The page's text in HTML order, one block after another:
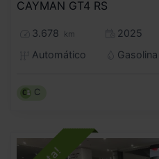
CAYMAN GT4 RS
3.678 km
2025
Automático
Gasolina
C